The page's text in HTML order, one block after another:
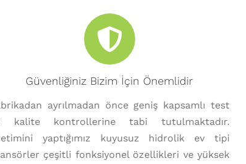
Güvenliğiniz Bizim İçin Önemlidir
ayrılmadan önce geniş kapsamlı test
kalite kontrollerine tabi tutulmaktadır.
yaptığımız kuyusuz hidrolik ev tipi
çeşitli fonksiyonel özellikleri ve yüksek